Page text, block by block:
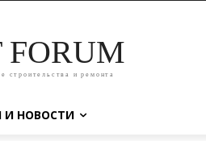
FORUM
строительства и ремонта
И НОВОСТИ